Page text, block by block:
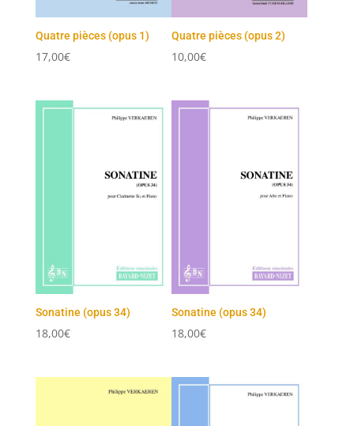
Quatre pièces (opus 1)
17,00€
Quatre pièces (opus 2)
10,00€
Sonatine (opus 34)
18,00€
Sonatine (opus 34)
18,00€